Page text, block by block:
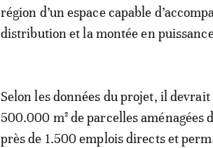
région d’un espace capable
distribution et la montée en
Selon les données du projet, il
500.000 m² de parcelles
près de 1.500 emplois directs et